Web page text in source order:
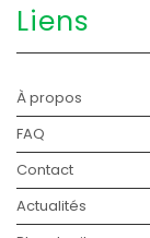
Liens
À propos
FAQ
Contact
Actualités